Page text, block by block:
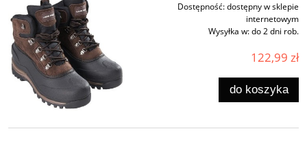
Dostępność:dostępny w sklepie
internetowym
Wysyłka w:do 2 dni rob.
122,99 zł
do koszyka